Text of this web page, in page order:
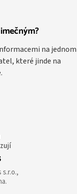
na jednom
které jinde na